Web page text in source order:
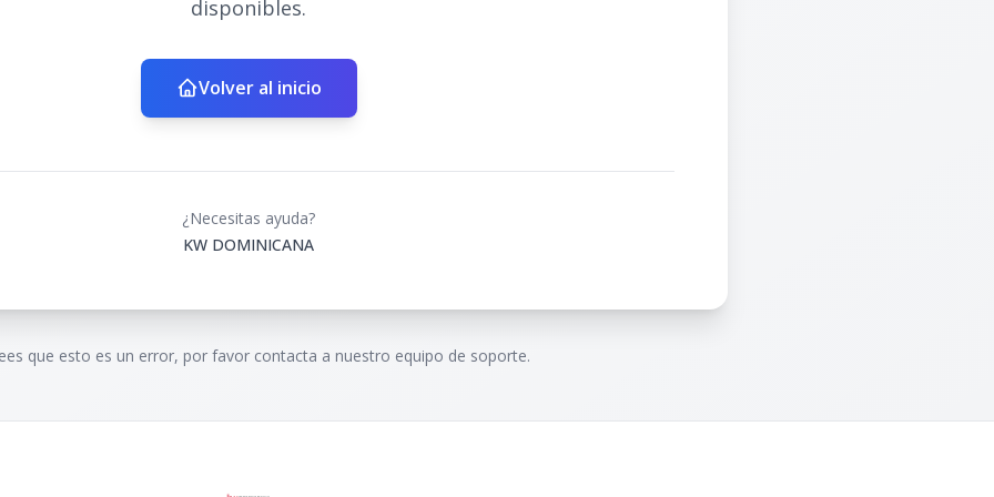
disponibles.
Volver al inicio
¿Necesitas ayuda?
KW DOMINICANA
que esto es un error, por favor contacta a nuestro equipo de soporte.